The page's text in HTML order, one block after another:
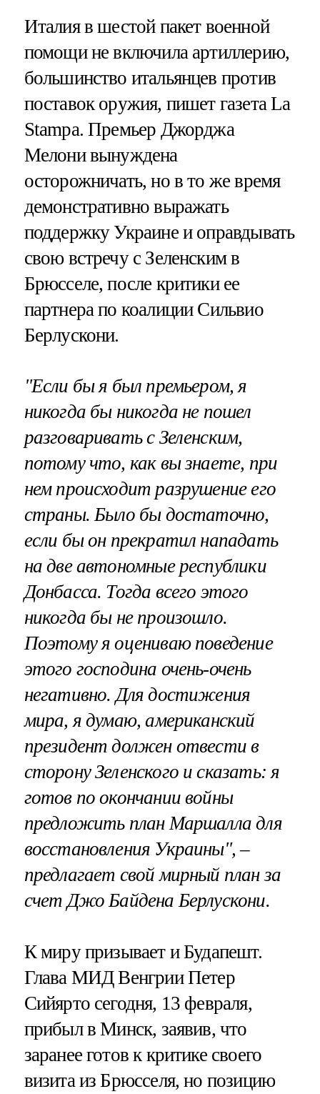
Италия в шестой пакет военной
помощи не включила артиллерию,
большинство итальянцев против
поставок оружия, пишет газета La
Stampa. Премьер Джорджа
Мелони вынуждена
осторожничать, но в то же время
демонстративно выражать
поддержку Украине и оправдывать
свою встречу с Зеленским в
Брюсселе, после критики ее
партнера по коалиции Сильвио
Берлускони.
"Если бы я был премьером, я
никогда бы никогда не пошел
разговаривать с Зеленским,
потому что, как вы знаете, при
нем происходит разрушение его
страны. Было бы достаточно,
если бы он прекратил нападать
на две автономные республики
Донбасса. Тогда всего этого
никогда бы не произошло.
Поэтому я оцениваю поведение
этого господина очень-очень
негативно. Для достижения
мира, я думаю, американский
президент должен отвести в
сторону Зеленского и сказать: я
готов по окончании войны
предложить план Маршалла для
восстановления Украины", –
предлагает свой мирный план за
счет Джо Байдена Берлускони.
К миру призывает и Будапешт.
Глава МИД Венгрии Петер
Сийярто сегодня, 13 февраля,
прибыл в Минск, заявив, что
заранее готов к критике своего
визита из Брюсселя, но позицию